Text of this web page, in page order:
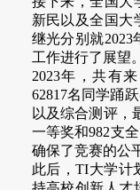
新民以及全国大
继光分别就
工作进行了展望
2023年，共有
62817名同学踊
以及综合测评，
一等奖和982支
确保了竞赛的公
此后，TI大学计